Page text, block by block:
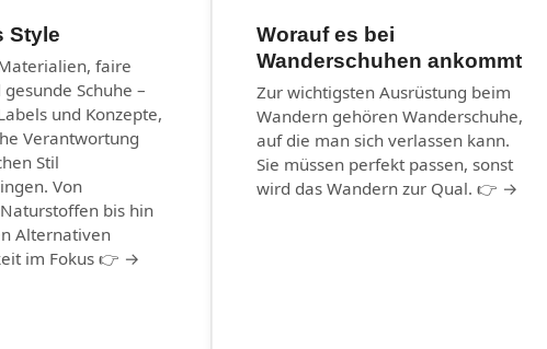
Style
faire
Schuhe –
und Konzepte,
Verantwortung
Stil
Von
bis hin
Alternativen
im Fokus 👉 →
Worauf es bei
Wanderschuhen ankommt
Zur wichtigsten Ausrüstung beim
Wandern gehören Wanderschuhe,
auf die man sich verlassen kann.
Sie müssen perfekt passen, sonst
wird das Wandern zur Qual. 👉 →